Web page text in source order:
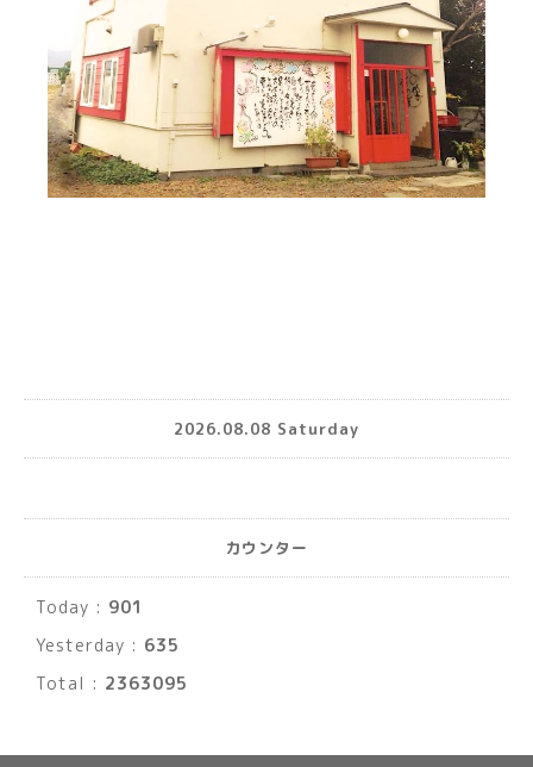
2026.08.08 Saturday
カウンター
Today : 901
Yesterday : 635
Total : 2363095